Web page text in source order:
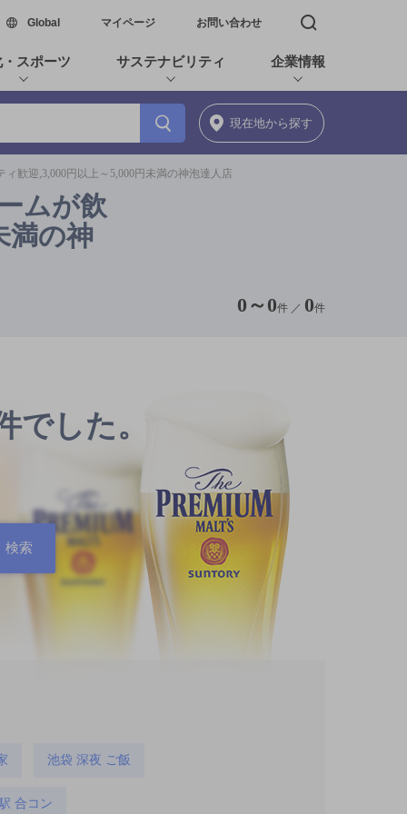
Global新しいウィンドウで開く
マイページ お問い合わせ 検索窓を開く
スポーツ サステナビリティ 企業情報
現在地から探す
歓迎,3,000円以上～5,000円未満の神泡達人店
ムが飲
満の神
0 ～ 0件 ／ 0件
でした。
池袋 深夜 ご飯
合コン